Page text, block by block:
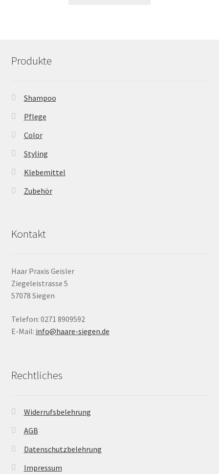
Produkte
Shampoo
Pflege
Color
Styling
Klebemittel
Zubehör
Kontakt
Haar Praxis Geisler
Ziegeleistrasse 5
57078 Siegen
Telefon: 0271 8909592
E-Mail: info@haare-siegen.de
Rechtliches
Widerrufsbelehrung
AGB
Datenschutzbelehrung
Impressum